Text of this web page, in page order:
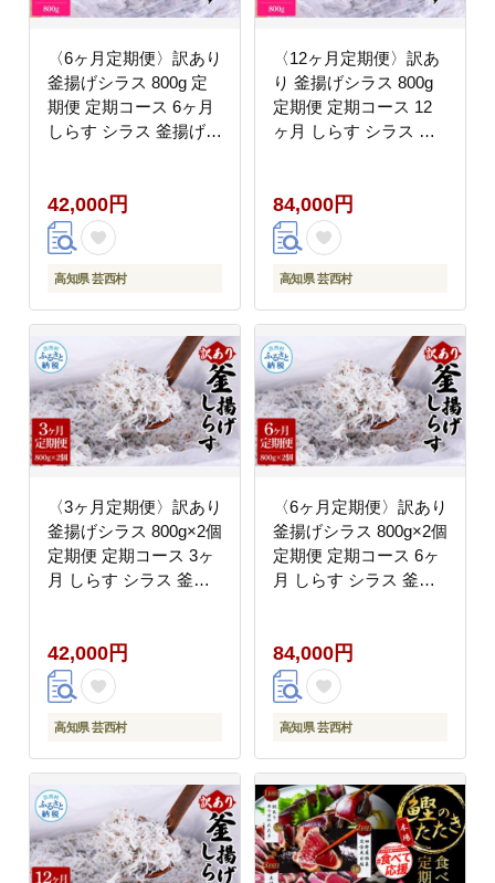
〈6ヶ月定期便〉訳あり
釜揚げシラス 800g 定
期便 定期コース 6ヶ月
しらす シラス 釜揚げ
い しらす丼 海鮮丼 お
茶漬け
42,000円
高知県 芸西村
〈12ヶ月定期便〉訳あ
り 釜揚げシラス 800g
定期便 定期コース 12
ヶ月 しらす シラス 釜
り 不揃い しらす丼 海
鮮丼 お茶漬け
84,000円
高知県 芸西村
〈3ヶ月定期便〉訳あり
釜揚げシラス 800g×2個
定期便 定期コース 3ヶ
月 しらす シラス 釜揚
不揃い しらす丼 海鮮丼
お茶漬け
42,000円
高知県 芸西村
〈6ヶ月定期便〉訳あり
釜揚げシラス 800g×2個
定期便 定期コース 6ヶ
月 しらす シラス 釜揚
不揃い しらす丼 海鮮丼
お茶漬け
84,000円
高知県 芸西村